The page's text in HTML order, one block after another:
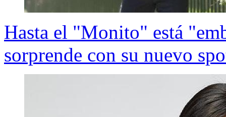
Hasta el "Monito" está
sorprende con su nuevo